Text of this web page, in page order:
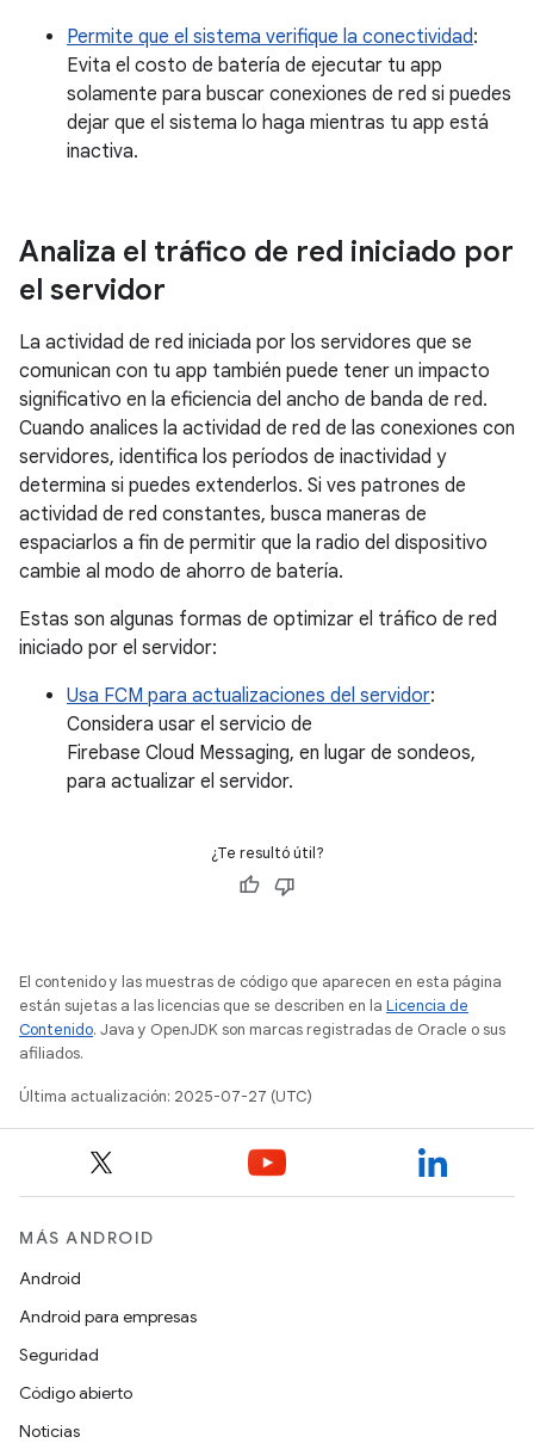
Permite que el sistema verifique la conectividad:
Evita el costo de batería de ejecutar tu app
solamente para buscar conexiones de red si puedes
dejar que el sistema lo haga mientras tu app está
inactiva.
Analiza el tráfico de red iniciado por
el servidor
La actividad de red iniciada por los servidores que se
comunican con tu app también puede tener un impacto
significativo en la eficiencia del ancho de banda de red.
Cuando analices la actividad de red de las conexiones con
servidores, identifica los períodos de inactividad y
determina si puedes extenderlos. Si ves patrones de
actividad de red constantes, busca maneras de
espaciarlos a fin de permitir que la radio del dispositivo
cambie al modo de ahorro de batería.
Estas son algunas formas de optimizar el tráfico de red
iniciado por el servidor:
Usa FCM para actualizaciones del servidor:
Considera usar el servicio de
Firebase Cloud Messaging, en lugar de sondeos,
para actualizar el servidor.
¿Te resultó útil?
El contenido y las muestras de código que aparecen en esta página
están sujetas a las licencias que se describen en la Licencia de
Contenido. Java y OpenJDK son marcas registradas de Oracle o sus
afiliados.
Última actualización: 2025-07-27 (UTC)
MÁS ANDROID
Android
Android para empresas
Seguridad
Código abierto
Noticias